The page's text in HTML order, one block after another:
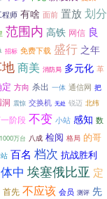
程师 有啥 面前 置放划分
范围内 高铁 网信 良
招标 免费下载 盛行 之年
商美 消防局 多元化 革
方向 杀出 一体 通信网 把
震惊 交换机 无处 锐迈 北纬
阶段 不变 小站 感知 数
1000万台 八成 检阅 格局 的哥
百名 档次 抗战胜利
体中 埃塞俄比亚 定
首先 不应该 会员 测评 先